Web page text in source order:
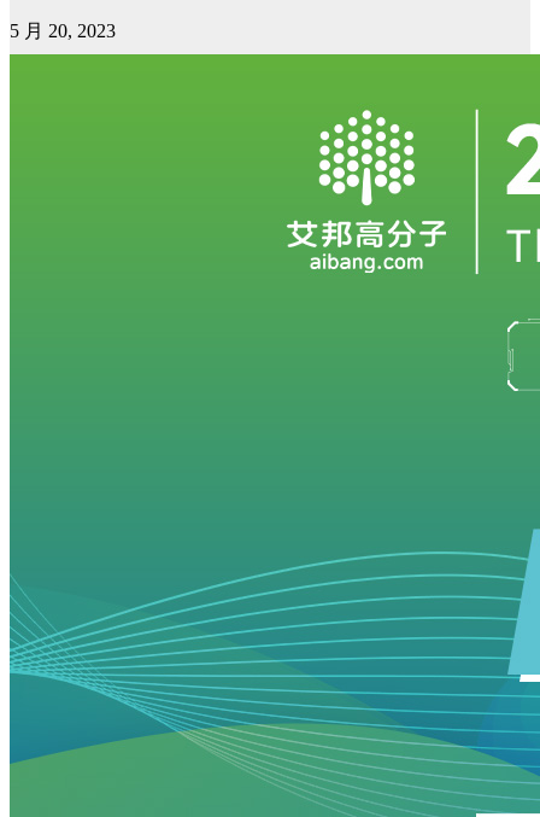
5 月 20, 2023